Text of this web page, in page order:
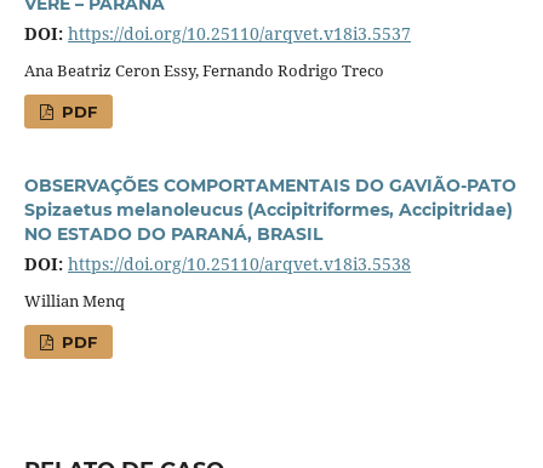
DOI: https://doi.org/10.25110/arqvet.v18i3.5537
Ana Beatriz Ceron Essy, Fernando Rodrigo Treco
PDF
OBSERVAÇÕES COMPORTAMENTAIS DO GAVIÃO-PATO
Spizaetus melanoleucus (Accipitriformes, Accipitridae)
NO ESTADO DO PARANÁ, BRASIL
DOI: https://doi.org/10.25110/arqvet.v18i3.5538
Willian Menq
PDF